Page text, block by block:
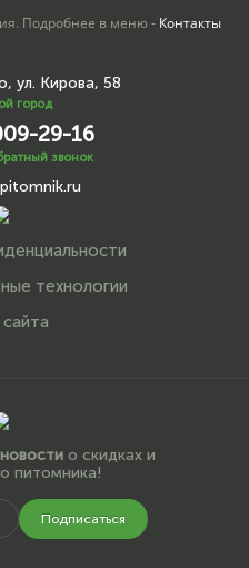
Подробнее в меню - Контакты
ул. Кирова, 58
город
29-16
звонок
технологии
о скидках и
питомника!
Подписаться